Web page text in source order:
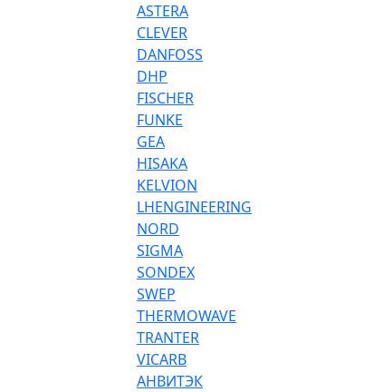
ASTERA
CLEVER
DANFOSS
DHP
FISCHER
FUNKE
GEA
HISAKA
KELVION
LHENGINEERING
NORD
SIGMA
SONDEX
SWEP
THERMOWAVE
TRANTER
VICARB
АНВИТЭК